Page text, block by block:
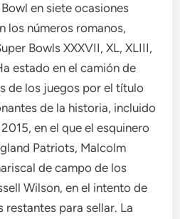
en siete ocasiones
los números romanos,
Bowls XXXVII, XL, XLIII,
estado en el camión de
de los juegos por el título
de la historia, incluido
en el que el esquinero
Patriots, Malcolm
de campo de los
Wilson, en el intento de
restantes para sellar. La